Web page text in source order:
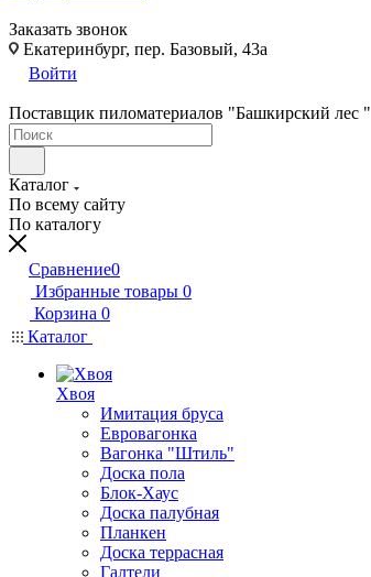
Заказать звонок
Екатеринбург, пер. Базовый, 43а
Войти
Поставщик пиломатериалов "Башкирский лес "
Каталог
По всему сайту
По каталогу
Сравнение0
Избранные товары 0
Корзина 0
Каталог
Хвоя
Имитация бруса
Евровагонка
Вагонка "Штиль"
Доска пола
Блок-Хаус
Доска палубная
Планкен
Доска террасная
Галтели